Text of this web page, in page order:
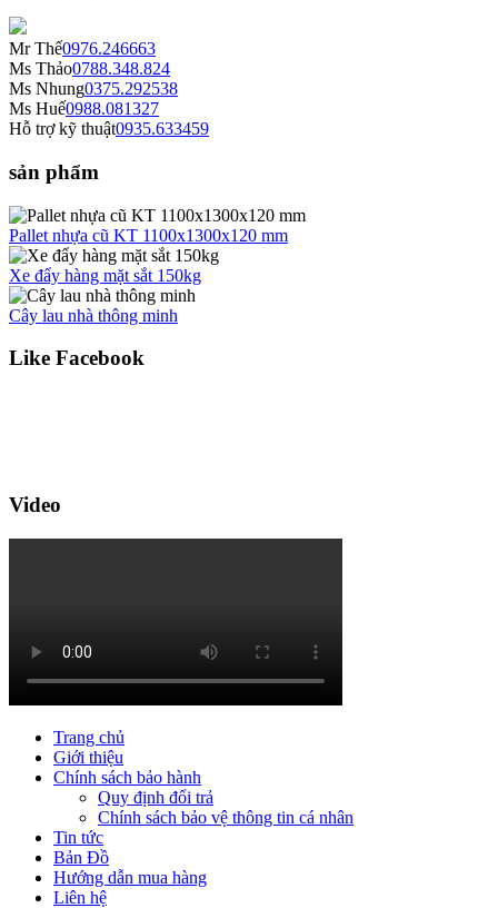
Mr Thế0976.246663
Ms Thảo0788.348.824
Ms Nhung0375.292538
Ms Huế0988.081327
Hỗ trợ kỹ thuật0935.633459
sản phẩm
Pallet nhựa cũ KT 1100x1300x120 mm
Xe đẩy hàng mặt sắt 150kg
Cây lau nhà thông minh
Like Facebook
Video
Trang chủ
Giới thiệu
Chính sách bảo hành
Quy định đổi trả
Chính sách bảo vệ thông tin cá nhân
Tin tức
Bản Đồ
Hướng dẫn mua hàng
Liên hệ